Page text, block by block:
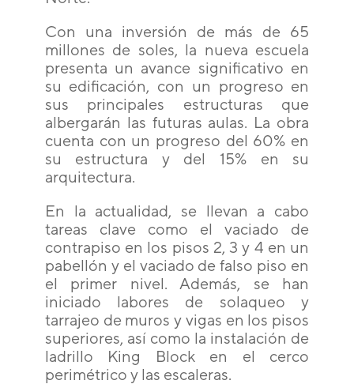
Con una inversión de más de 65
millones de soles, la nueva escuela
presenta un avance significativo en
su edificación, con un progreso en
sus principales estructuras que
albergarán las futuras aulas. La obra
cuenta con un progreso del 60% en
su estructura y del 15% en su
arquitectura.
En la actualidad, se llevan a cabo
tareas clave como el vaciado de
contrapiso en los pisos 2, 3 y 4 en un
pabellón y el vaciado de falso piso en
el primer nivel. Además, se han
iniciado labores de solaqueo y
tarrajeo de muros y vigas en los pisos
superiores, así como la instalación de
ladrillo King Block en el cerco
perimétrico y las escaleras.